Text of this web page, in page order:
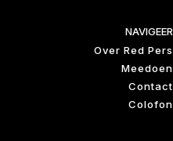
NAVIGEER
Over Red Pers
Meedoen
Contact
Colofon